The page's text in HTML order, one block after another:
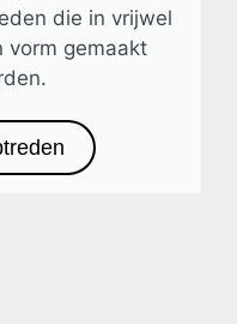
die in vrijwel
vorm gemaakt